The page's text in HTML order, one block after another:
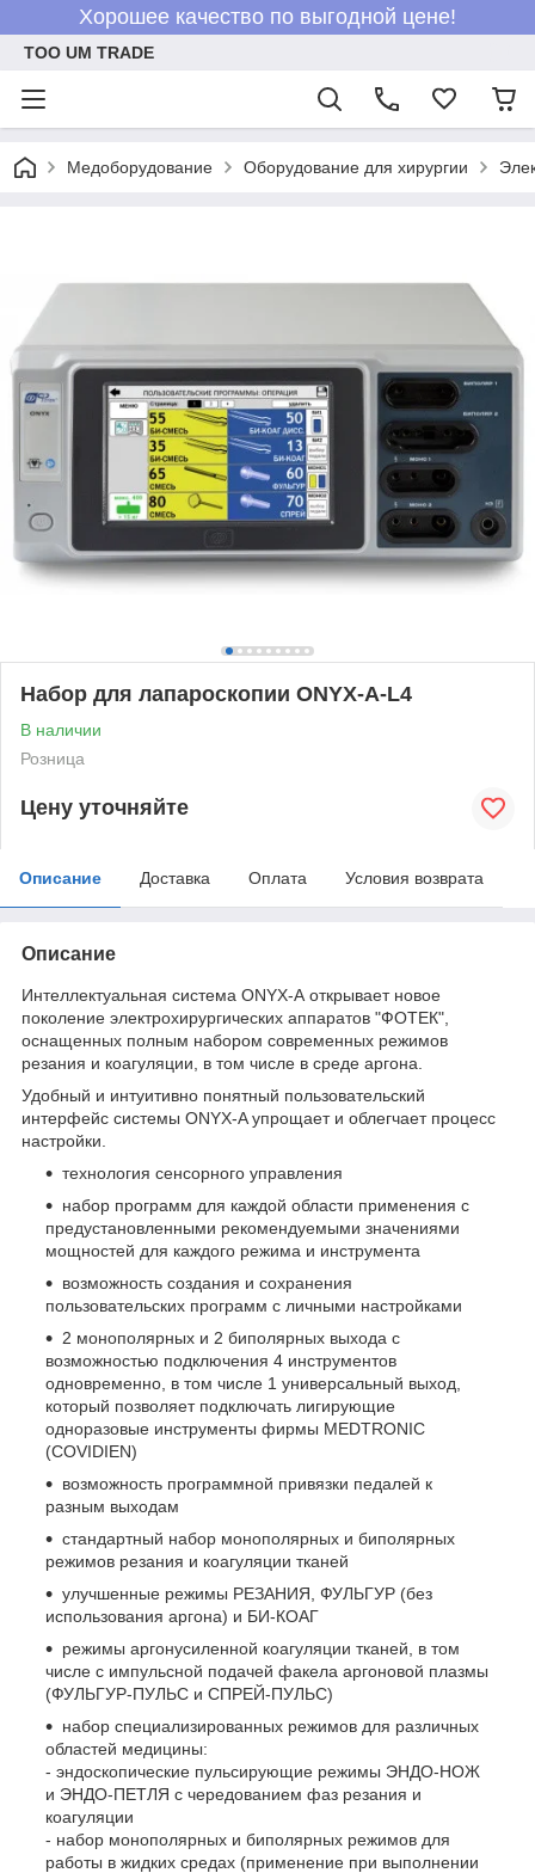
Хорошее качество по выгодной цене!
ТОО UM TRADE
Медоборудование Оборудование для хирургии
Набор для лапароскопии ONYX-A-L4
В наличии
Розница
Цену уточняйте
Описание Доставка Оплата Условия возврата
Описание
Интеллектуальная система ONYX-А открывает новое
поколение электрохирургических аппаратов "ФОТЕК",
оснащенных полным набором современных режимов
резания и коагуляции, в том числе в среде аргона.
Удобный и интуитивно понятный пользовательский
интерфейс системы ONYX-A упрощает и облегчает процесс
настройки.
технология сенсорного управления
набор программ для каждой области применения с
предустановленными рекомендуемыми значениями
мощностей для каждого режима и инструмента
возможность создания и сохранения
пользовательских программ с личными настройками
2 монополярных и 2 биполярных выхода с
возможностью подключения 4 инструментов
одновременно, в том числе 1 универсальный выход,
который позволяет подключать лигирующие
одноразовые инструменты фирмы MEDTRONIC
(COVIDIEN)
возможность программной привязки педалей к
разным выходам
стандартный набор монополярных и биполярных
режимов резания и коагуляции тканей
улучшенные режимы РЕЗАНИЯ, ФУЛЬГУР (без
использования аргона) и БИ-КОАГ
режимы аргонусиленной коагуляции тканей, в том
числе с импульсной подачей факела аргоновой плазмы
(ФУЛЬГУР-ПУЛЬС и СПРЕЙ-ПУЛЬС)
набор специализированных режимов для различных
областей медицины:
- эндоскопические пульсирующие режимы ЭНДО-НОЖ
и ЭНДО-ПЕТЛЯ с чередованием фаз резания и
коагуляции
- набор монополярных и биполярных режимов для
работы в жидких средах (применение при выполнении